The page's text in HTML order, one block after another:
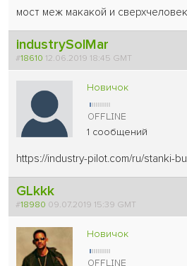
мост меж макакой и
industrySolMar
#18610 12.06.2019 18:45 GMT
Новичок
1 сообщений
https://industry-pilot.com/ru/stanki-
GLkkk
#18980 09.07.2019 15:39 GMT
Новичок